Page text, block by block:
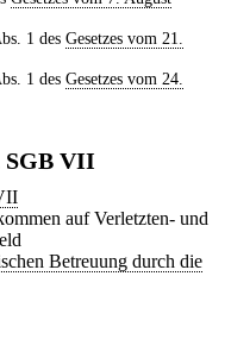
1 des Gesetzes vom 21.
1 des Gesetzes vom 24.
SGB VII
auf Verletzten- und
Betreuung durch die